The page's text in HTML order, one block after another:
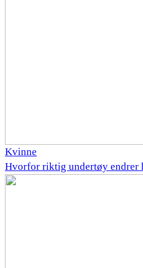
Kvinne
Hvorfor riktig undertøy endrer